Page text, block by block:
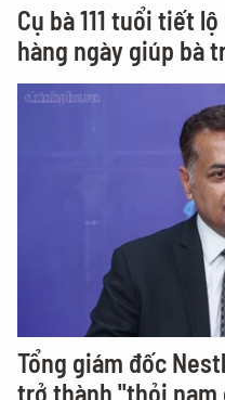
Cụ bà 111 tuổi tiết
hàng ngày giúp bà
Tổng giám đốc
trở thành "thỏi nam